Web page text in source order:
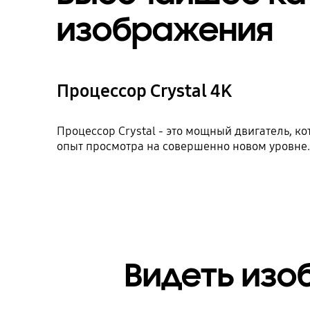
изображения
Процессор Crystal 4K
Процессор Crystal - это мощный двигатель,
опыт просмотра на совершенно новом уровне.
Видеть